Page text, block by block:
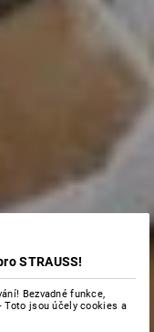
STRAUSS!
Bezvadné funkce,
Toto jsou účely cookies a